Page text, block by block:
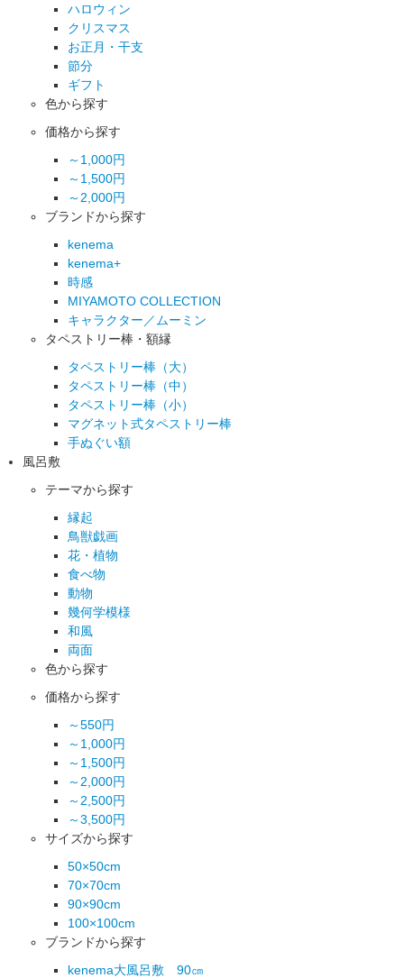
ハロウィン
クリスマス
お正月・干支
節分
ギフト
色から探す
価格から探す
～1,000円
～1,500円
～2,000円
ブランドから探す
kenema
kenema+
時感
MIYAMOTO COLLECTION
キャラクター／ムーミン
タペストリー棒・額縁
タペストリー棒（大）
タペストリー棒（中）
タペストリー棒（小）
マグネット式タペストリー棒
手ぬぐい額
風呂敷
テーマから探す
縁起
鳥獣戯画
花・植物
食べ物
動物
幾何学模様
和風
両面
色から探す
価格から探す
～550円
～1,000円
～1,500円
～2,000円
～2,500円
～3,500円
サイズから探す
50×50cm
70×70cm
90×90cm
100×100cm
ブランドから探す
kenema大風呂敷 90㎝